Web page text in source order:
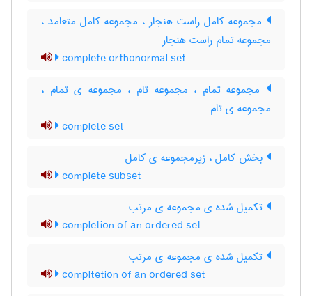
مجموعه کامل راست هنجار ، مجموعه کامل متعامد ،
مجموعه تمام راست هنجار
complete orthonormal set
مجموعه تمام ، مجموعه تام ، مجموعه ی تمام ،
مجموعه ی تام
complete set
بخش کامل ، زیرمجموعه ی کامل
complete subset
تکمیل شده ی مجموعه ی مرتب
completion of an ordered set
تکمیل شده ی مجموعه ی مرتب
compltetion of an ordered set